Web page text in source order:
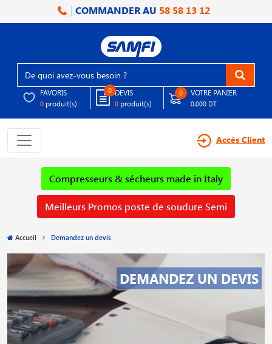
COMMANDER AU 58 58 13 12
FAVORIS
0 produit(s)
0 DEVIS
0 produit(s)
0 VOTRE PANIER
0.000 DT
Accès Client
Compresseurs & sécheurs made in Italy
Meilleurs Promos poste de soudure Semi
Accueil Demandez un devis
DEMANDEZ UN DEVIS